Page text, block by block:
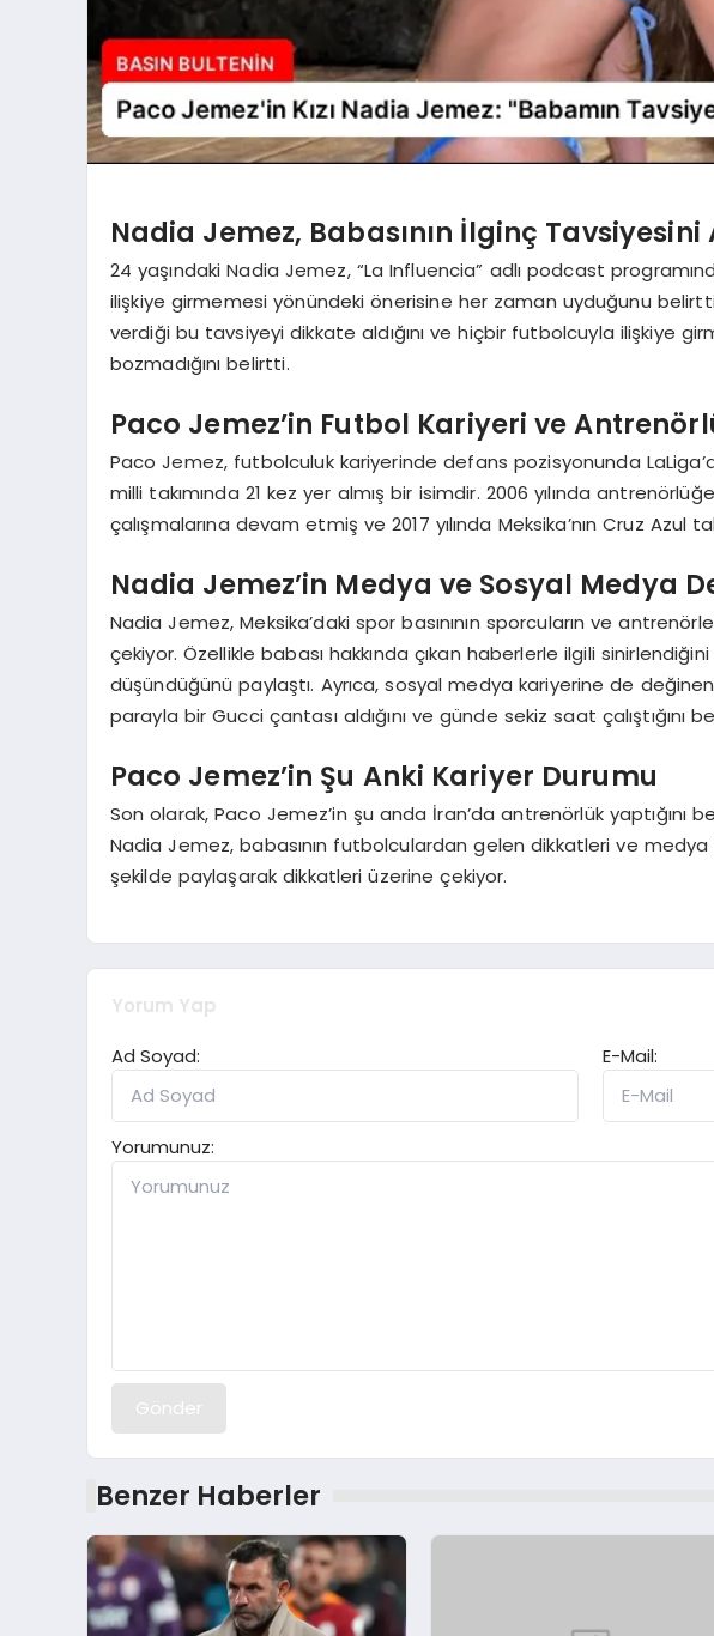
Nadia Jemez, Babasının İlginç Tavsiyesini
24 yaşındaki Nadia Jemez, “La Influencia” adlı podcast
ilişkiye girmemesi yönündeki önerisine her zaman uyduğunu
verdiği bu tavsiyeyi dikkate aldığını ve hiçbir futbolcuyla ilişkiye
bozmadığını belirtti.
Paco Jemez’in Futbol Kariyeri ve
Paco Jemez, futbolculuk kariyerinde defans pozisyonunda
milli takımında 21 kez yer almış bir isimdir. 2006 yılında
çalışmalarına devam etmiş ve 2017 yılında Meksika’nın Cruz Azul
Nadia Jemez’in Medya ve Sosyal Medya
Nadia Jemez, Meksika’daki spor basınının sporcuların ve
çekiyor. Özellikle babası hakkında çıkan haberlerle ilgili
düşündüğünü paylaştı. Ayrıca, sosyal medya kariyerine de
parayla bir Gucci çantası aldığını ve günde sekiz saat çalıştığını
Paco Jemez’in Şu Anki Kariyer Durumu
Son olarak, Paco Jemez’in şu anda İran’da antrenörlük yaptığını
Nadia Jemez, babasının futbolculardan gelen dikkatleri ve
şekilde paylaşarak dikkatleri üzerine çekiyor.
Yorum Yap
Ad Soyad:
E-Mail:
Yorumunuz:
Gönder
Benzer Haberler